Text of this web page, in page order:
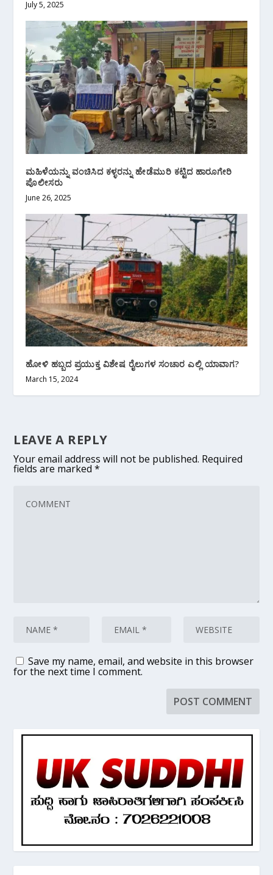
July 5, 2025
ಮಹಿಳೆಯನ್ನು ವಂಚಿಸಿದ ಕಳ್ಳರನ್ನು ಹೇಡೆಮುರಿ ಕಟ್ಟಿದ ಹಾರೂಗೇರಿ
ಪೊಲೀಸರು
June 26, 2025
ಹೋಳಿ ಹಬ್ಬದ ಪ್ರಯುಕ್ತ ವಿಶೇಷ ರೈಲುಗಳ ಸಂಚಾರ ಎಲ್ಲಿ ಯಾವಾಗ?
March 15, 2024
LEAVE A REPLY
Your email address will not be published. Required
fields are marked*
Save my name, email, and website in this browser
for the next time I comment.